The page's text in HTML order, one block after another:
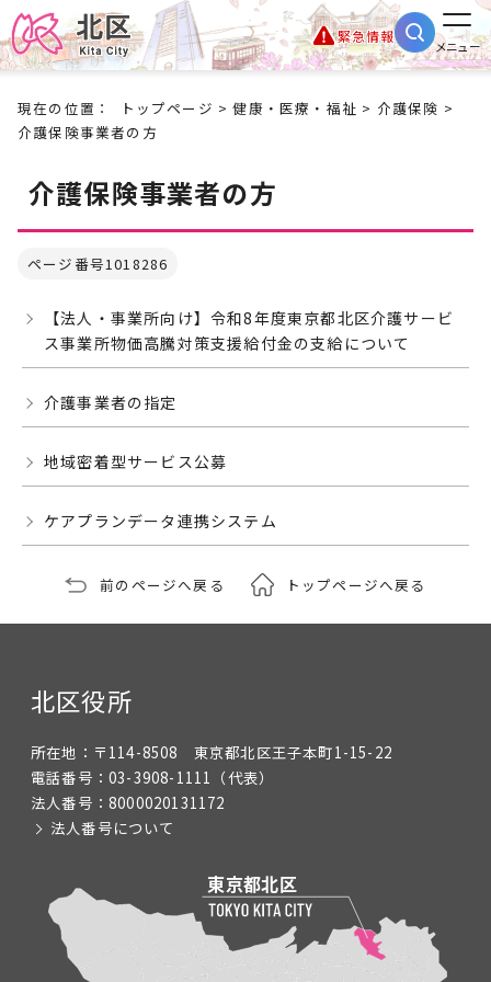
緊急情報
メニュー
現在の位置： トップページ >健康・医療・福祉 > 介護保険 >
介護保険事業者の方
介護保険事業者の方
ページ番号1018286
【法人・事業所向け】令和8年度東京都北区介護サービ
ス事業所物価高騰対策支援給付金の支給について
介護事業者の指定
地域密着型サービス公募
ケアプランデータ連携システム
前のページへ戻る トップページへ戻る
北区役所
所在地： 〒114-8508 東京都北区王子本町1-15-22
電話番号： 03-3908-1111 （代表）
法人番号： 8000020131172
法人番号について